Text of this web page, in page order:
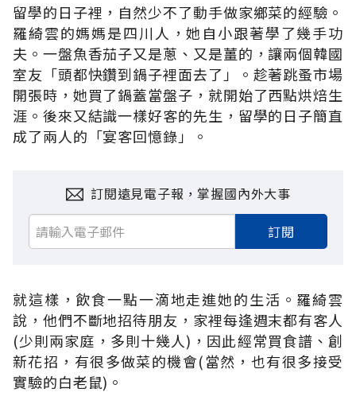
留學的日子裡，自然少不了動手做家鄉菜的經驗。
羅綺雲的媽媽是四川人，她自小跟著學了幾手功
夫。一盤魚香茄子又是蔥、又是薑的，讓兩個韓國
室友「頭都快鑽到鍋子裡面去了」。趁著跳蚤市場
開張時，她買了鍋蓋當盤子，就開始了西點烘焙生
涯。後來又結識一樣好客的先生，留學的日子簡直
成了兩人的「宴客回憶錄」。
訂閱遠見電子報，掌握國內外大事
訂閱
就這樣，飲食一點一滴地走進她的生活。羅綺雲
說，他們不斷地招待朋友，家裡每逢週末都有客人
(少則兩家庭，多則十幾人)，因此經常買食譜、創
新花招，有很多做菜的機會(當然，也有很多接受
實驗的白老鼠)。